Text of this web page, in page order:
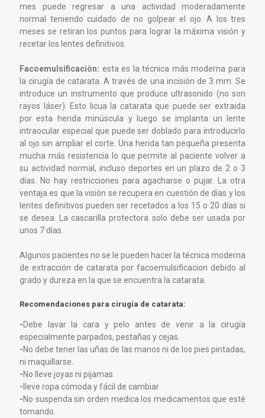
mes puede regresar a una actividad moderadamente
normal teniendo cuidado de no golpear el ojo. A los tres
meses se retiran los puntos para lograr la máxima visión y
recetar los lentes definitivos.
Facoemulsificaciòn: esta es la técnica más moderna para
la cirugía de catarata. A través de una incisión de 3 mm. Se
introduce un instrumento que produce ultrasonido (no son
rayos láser). Esto licua la catarata que puede ser extraida
por esta herida minúscula y luego se implanta un lente
intraocular especial que puede ser doblado para introducirlo
al ojo sin ampliar el corte. Una herida tan pequeña presenta
mucha más resistencia lo que permite al paciente volver a
su actividad normal, incluso deportes en un plazo de 2 o 3
días. No hay restricciones para agacharse o pujar. La otra
ventaja es que la visión se recupera en cuestión de días y los
lentes definitivos pueden ser recetados a los 15 o 20 días si
se desea. La cascarilla protectora solo debe ser usada por
unos 7 días.
Algunos pacientes no se le pueden hacer la técnica moderna
de extracción de catarata por facoemulsificacion debido al
grado y dureza en la que se encuentra la catarata.
Recomendaciones para cirugía de catarata:
-Debe lavar la cara y pelo antes de venir a la cirugía
especialmente parpados, pestañas y cejas.
-No debe tener las uñas de las manos ni de los pies pintadas,
ni maquillarse..
-No lleve joyas ni pijamas.
- lleve ropa cómoda y fácil de cambiar
-No suspenda sin orden medica los medicamentos que esté
tomando.